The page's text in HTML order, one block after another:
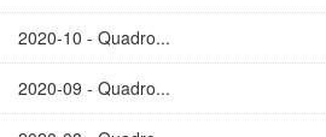
2020-10 - Quadro...
2020-09 - Quadro...